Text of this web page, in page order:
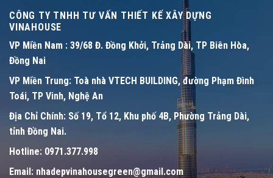
CÔNG TY TNHH TƯ VẤN THIẾT KẾ XÂY DỰNG
VINAHOUSE
VP Miền Nam : 39/68 Đ. Đồng Khởi, Trảng Dài, TP Biên Hòa,
Đồng Nai
VP Miền Trung: Toà nhà VTECH BUILDING, đường Phạm Đình
Toái, TP Vinh, Nghệ An
Địa Chỉ Chính: Số 19, Tổ 12, Khu phố 4B, Phường Trảng Dài,
tỉnh Đồng Nai.
Hotline: 0971.377.998
Email: nhadepvinahousegreen@gmail.com